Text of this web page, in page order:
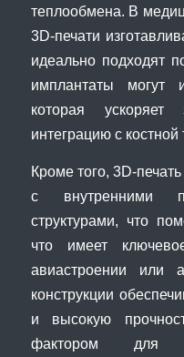
теплообмена. В
3D-печати
идеально подходят
имплантаты могут
которая
интеграцию с костной
Кроме того, 3D-
с внутренними
структурами, что
что имеет
авиастроении или
конструкции
и высокую
фактором для